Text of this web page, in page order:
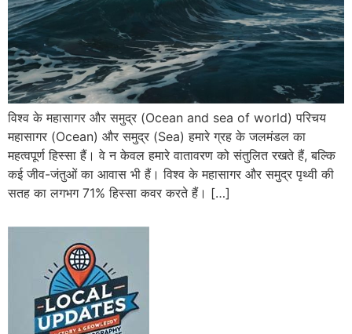
विश्व के महासागर और समुद्र (Ocean and sea of world) परिचय
महासागर (Ocean) और समुद्र (Sea) हमारे ग्रह के जलमंडल का
महत्वपूर्ण हिस्सा हैं। वे न केवल हमारे वातावरण को संतुलित रखते हैं, बल्कि
कई जीव-जंतुओं का आवास भी हैं। विश्व के महासागर और समुद्र पृथ्वी की
सतह का लगभग 71% हिस्सा कवर करते हैं। […]